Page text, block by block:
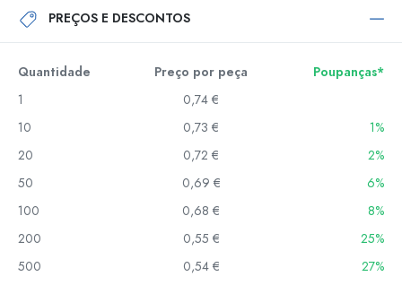
PREÇOS E DESCONTOS
Quantidade Preço por peça
Poupanças*
1
0,74 €
10
0,73 €
1%
20
0,72 €
2%
50
0,69 €
6%
100
0,68 €
8%
200
0,55 €
25%
500
0,54 €
27%